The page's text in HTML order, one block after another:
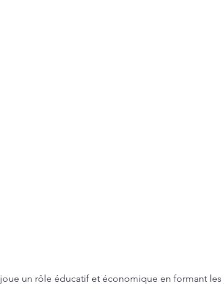
un rôle éducatif et économique en formant les